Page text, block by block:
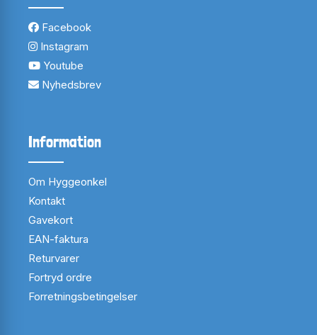
Facebook
Instagram
Youtube
Nyhedsbrev
Information
Om Hyggeonkel
Kontakt
Gavekort
EAN-faktura
Returvarer
Fortryd ordre
Forretningsbetingelser